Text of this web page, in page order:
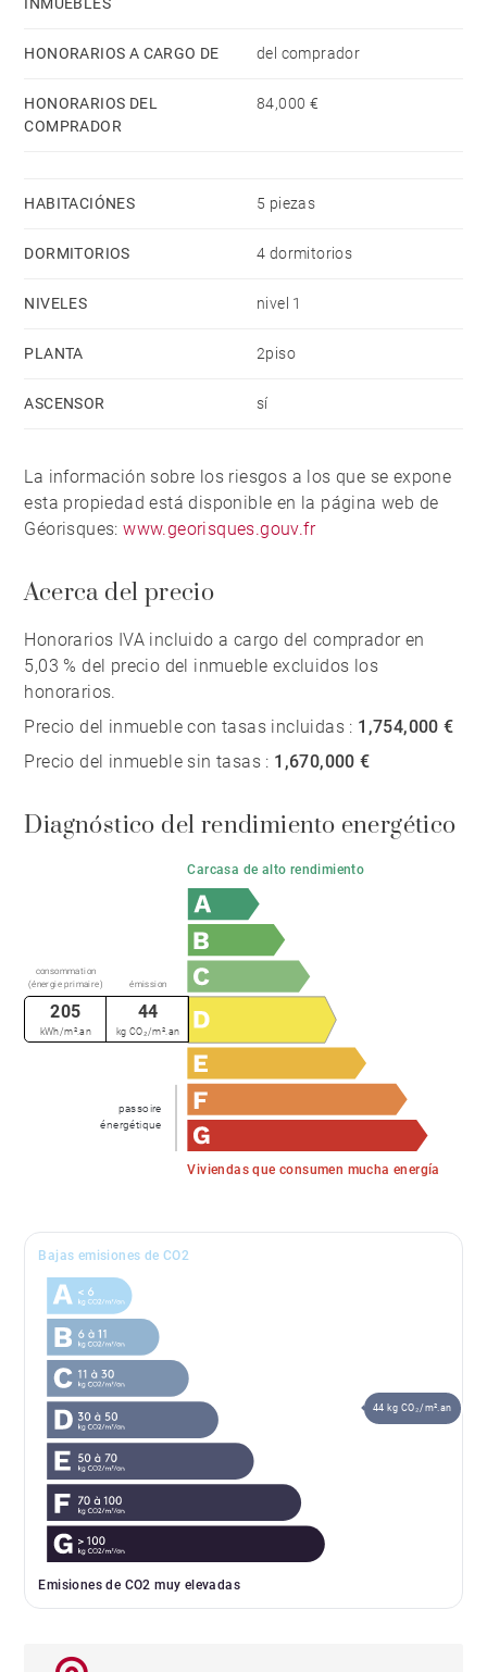
INMUEBLES
HONORARIOS A CARGO DE del comprador
HONORARIOS DEL
COMPRADOR
84,000 €
HABITACIÓNES 5 piezas
DORMITORIOS 4 dormitorios
NIVELES nivel 1
PLANTA 2piso
ASCENSOR sí
La información sobre los riesgos a los que se expone
esta propiedad está disponible en la página web de
Géorisques:www.georisques.gouv.fr
Acerca del precio
Honorarios IVA incluido a cargo del comprador en
5,03 % del precio del inmueble excluidos los
honorarios.
Precio del inmueble con tasas incluidas : 1,754,000 €
Precio del inmueble sin tasas : 1,670,000 €
Diagnóstico del rendimiento energético
Carcasa de alto rendimiento
Viviendas que consumen mucha energía
passoire
énergétique
consommation
(énergie primaire)
émission
205
kWh/m².an
44
kg CO₂/m².an
Bajas emisiones de CO2
Emisiones de CO2 muy elevadas
44 kg CO₂/m².an